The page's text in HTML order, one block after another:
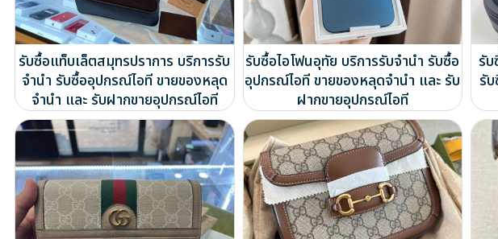
รับซื้อแท็บเล็ตสมุทรปราการ บริการรับ
จำนำ รับซื้ออุปกรณ์ไอที ขายของหลุด
จำนำ และ รับฝากขายอุปกรณ์ไอที
รับซื้อไอโฟนอุทัย บริการรับจำนำ รับซื้อ
อุปกรณ์ไอที ขายของหลุดจำนำ และ รับ
ฝากขายอุปกรณ์ไอที
รั
รั